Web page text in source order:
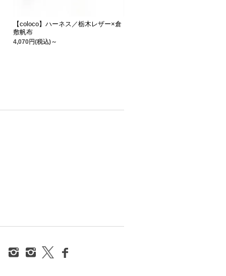
【coloco】ハーネス／栃木レザー×倉
敷帆布
4,070円(税込)～